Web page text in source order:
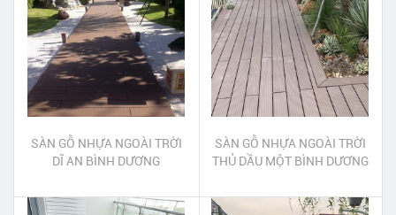
SÀN GỖ NHỰA NGOÀI TRỜI
DĨ AN BÌNH DƯƠNG
SÀN GỖ NHỰA NGOÀI TRỜI
THỦ DẦU MỘT BÌNH DƯƠNG